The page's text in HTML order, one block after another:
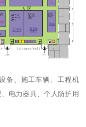
备、施工车辆、工程机
电力器具、个人防护用